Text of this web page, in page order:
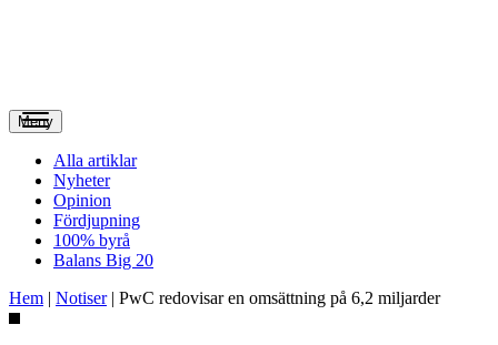
Meny
Alla artiklar
Nyheter
Opinion
Fördjupning
100% byrå
Balans Big 20
Hem | Notiser| PwC redovisar en omsättning på 6,2 miljarder